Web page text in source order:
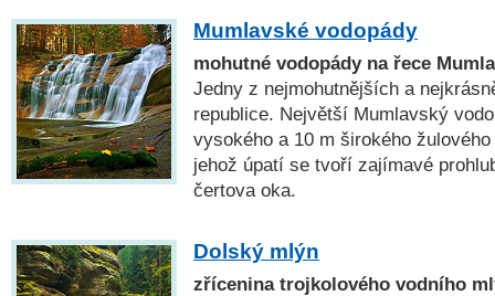
Mumlavské vodopády
mohutné vodopády na řece
Jedny z nejmohutnějších a
republice. Největší Mumlavský
vysokého a 10 m širokého
jehož úpatí se tvoří zajímavé
čertova oka.
Dolský mlýn
zřícenina trojkolového vodního